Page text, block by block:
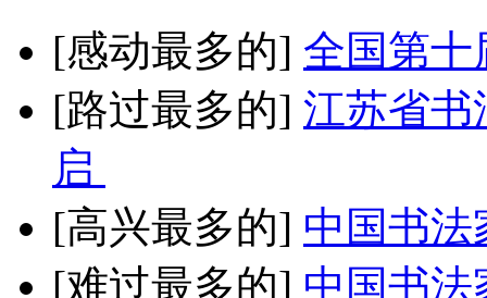
[感动最多的] 全国第十
[路过最多的] 江苏省书
启
[高兴最多的] 中国书法
[难过最多的] 中国书法